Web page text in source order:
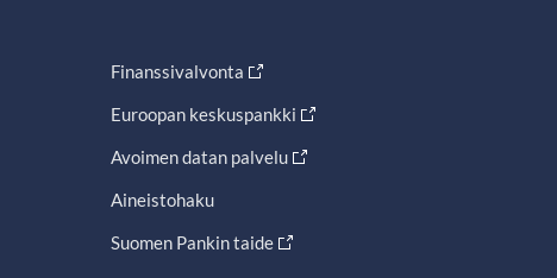
Finanssivalvonta
Euroopan keskuspankki
Avoimen datan palvelu
Aineistohaku
Suomen Pankin taide